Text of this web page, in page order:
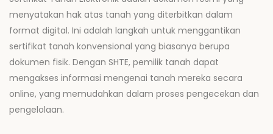
menyatakan hak atas tanah yang diterbitkan dalam
format digital. Ini adalah langkah untuk menggantikan
sertifikat tanah konvensional yang biasanya berupa
dokumen fisik. Dengan SHTE, pemilik tanah dapat
mengakses informasi mengenai tanah mereka secara
online, yang memudahkan dalam proses pengecekan dan
pengelolaan.